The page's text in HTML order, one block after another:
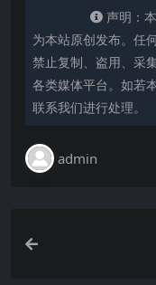
声明：
为本站原创发布。任
禁止复制、盗用、采
各类媒体平台。如若
联系我们进行处理。
admin